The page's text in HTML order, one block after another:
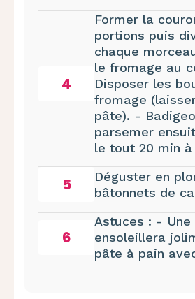
4
Former la
portions puis
chaque
le fromage au
Disposer les
fromage
pâte). -
parsemer
le tout 20 min à
5
Déguster en
bâtonnets de
6
Astuces : -
ensoleillera
pâte à pain